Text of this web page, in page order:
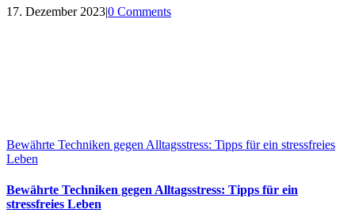
17. Dezember 2023|0 Comments
Bewährte Techniken gegen Alltagsstress: Tipps für ein stressfreies
Leben
Bewährte Techniken gegen Alltagsstress: Tipps für ein
stressfreies Leben